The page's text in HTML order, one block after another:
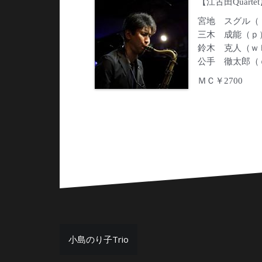
宮地 スグル（
三木 成能（ｐ
鈴木 克人（ｗ
公手 徹太郎（
ＭＣ￥2700
投
小島のり子Trio